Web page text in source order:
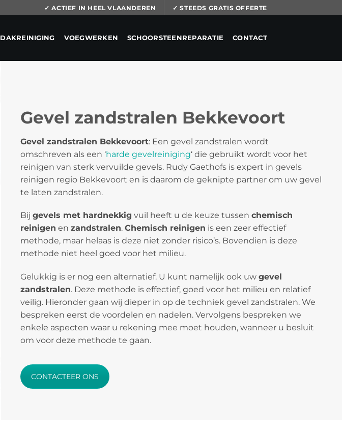
✓ ACTIEF IN HEEL VLAANDEREN ✓ STEEDS GRATIS OFFERTE
DAKREINIGING VOEGWERKEN SCHOORSTEENREPARATIE CONTACT
Gevel zandstralen Bekkevoort
Gevel zandstralen Bekkevoort: Een gevel zandstralen wordt
omschreven als een ‘harde gevelreiniging‘ die gebruikt wordt voor het
reinigen van sterk vervuilde gevels. Rudy Gaethofs is expert in gevels
reinigen regio Bekkevoort en is daarom de geknipte partner om uw gevel
te laten zandstralen.
Bij gevels met hardnekkig vuil heeft u de keuze tussen chemisch
reinigen en zandstralen. Chemisch reinigen is een zeer effectief
methode, maar helaas is deze niet zonder risico’s. Bovendien is deze
methode niet heel goed voor het milieu.
Gelukkig is er nog een alternatief. U kunt namelijk ook uw gevel
zandstralen. Deze methode is effectief, goed voor het milieu en relatief
veilig. Hieronder gaan wij dieper in op de techniek gevel zandstralen. We
bespreken eerst de voordelen en nadelen. Vervolgens bespreken we
enkele aspecten waar u rekening mee moet houden, wanneer u besluit
om voor deze methode te gaan.
CONTACTEER ONS